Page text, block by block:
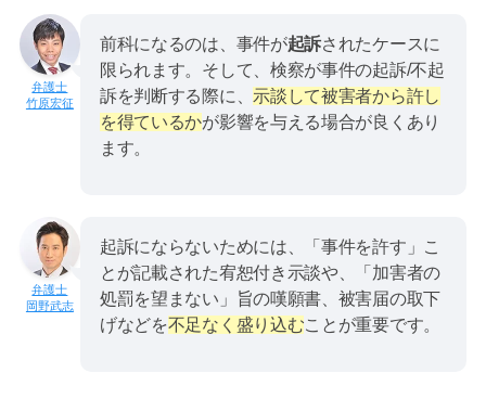
竹原宏征
前科になるのは、事件が起訴されたケースに
限られます。そして、検察が事件の起訴/不起
訴を判断する際に、 示談して被害者から許し
を得ているかが影響を与える場合が良くあり
ます。
岡野武志
起訴にならないためには、「事件を許す」こ
とが記載された宥恕付き示談や、「加害者の
処罰を望まない」旨の嘆願書、被害届の取下
げなどを不足なく盛り込むことが重要です。